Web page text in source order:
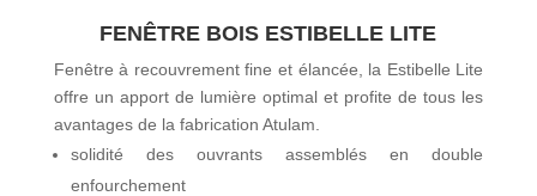
FENÊTRE BOIS ESTIBELLE LITE
Fenêtre à recouvrement fine et élancée, la Estibelle Lite
offre un apport de lumière optimal et profite de tous les
avantages de la fabrication Atulam.
solidité des ouvrants assemblés en double
enfourchement